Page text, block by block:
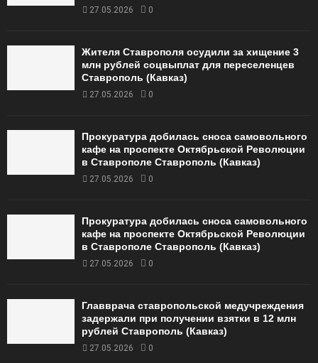
27.05.2026 0
Жителя Ставрополя осудили за хищение 3
млн рублей соцвыплат для переселенцев
Ставрополь (Кавказ)
27.05.2026 0
Прокуратура добилась сноса самовольного
кафе на проспекте Октябрьской Революции
в Ставрополе Ставрополь (Кавказ)
27.05.2026 0
Прокуратура добилась сноса самовольного
кафе на проспекте Октябрьской Революции
в Ставрополе Ставрополь (Кавказ)
27.05.2026 0
Главврача ставропольской медучреждения
задержали при получении взятки в 12 млн
рублей Ставрополь (Кавказ)
27.05.2026 0